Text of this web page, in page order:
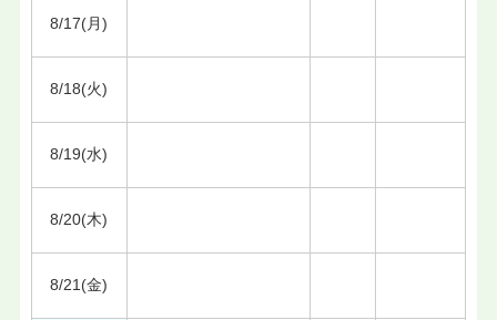
8/17(月)
8/18(火)
8/19(水)
8/20(木)
8/21(金)